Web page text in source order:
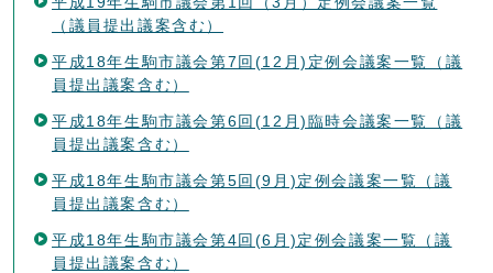
（議員提出議案含む）
平成18年生駒市議会第7回(12月)定例会議案一覧（議
員提出議案含む）
平成18年生駒市議会第6回(12月)臨時会議案一覧（議
員提出議案含む）
平成18年生駒市議会第5回(9月)定例会議案一覧（議
員提出議案含む）
平成18年生駒市議会第4回(6月)定例会議案一覧（議
員提出議案含む）